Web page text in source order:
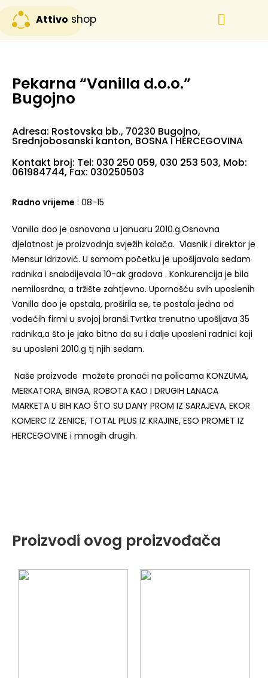
Attivo shop
Pekarna “Vanilla d.o.o.”
Bugojno
Adresa: Rostovska bb., 70230 Bugojno,
Srednjobosanski kanton, BOSNA I HERCEGOVINA
Kontakt broj: Tel: 030 250 059, 030 253 503, Mob:
061984744, Fax: 030250503
Radno vrijeme : 08-15
Vanilla doo je osnovana u januaru 2010.g.Osnovna
djelatnost je proizvodnja svježih kolača. Vlasnik i direktor je
Mensur Idrizović. U samom početku je upošljavala sedam
radnika i snabdijevala 10-ak gradova . Konkurencija je bila
nemilosrdna, a tržište zahtjevno. Upornošću svih uposlenih
Vanilla doo je opstala, proširila se, te postala jedna od
vodećih firmi u svojoj branši.Tvrtka trenutno upošljava 35
radnika,a što je jako bitno da su i dalje uposleni radnici koji
su uposleni 2010.g tj njih sedam.
Naše proizvode možete pronaći na policama KONZUMA,
MERKATORA, BINGA, ROBOTA KAO I DRUGIH LANACA
MARKETA U BIH KAO ŠTO SU DANY PROM IZ SARAJEVA, EKOR
KOMERC IZ ZENICE, TOTAL PLUS IZ KRAJINE, ESO PROMET IZ
HERCEGOVINE i mnogih drugih.
Proizvodi ovog proizvođača